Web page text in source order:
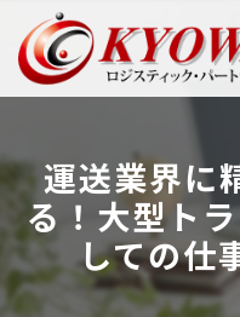
運送業界に
る！大型ト
しての仕